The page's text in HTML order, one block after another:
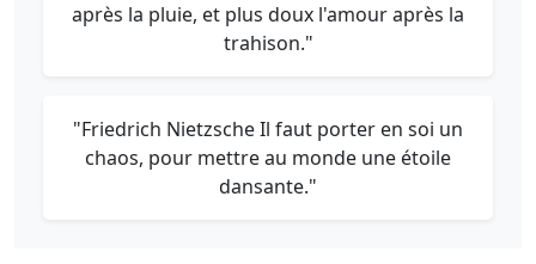
après la pluie, et plus doux l'amour après la
trahison."
"Friedrich Nietzsche Il faut porter en soi un
chaos, pour mettre au monde une étoile
dansante."